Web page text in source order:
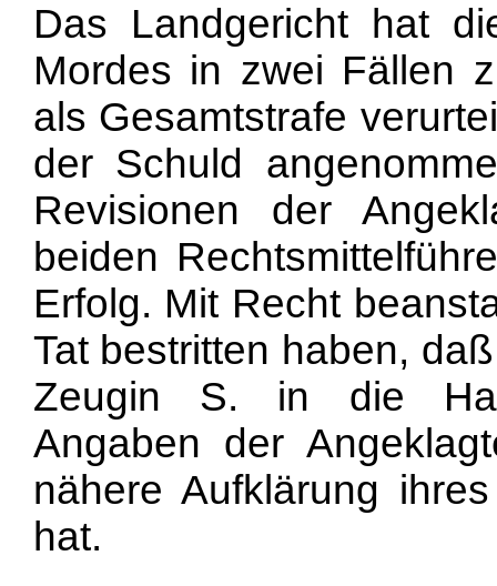
Das Landgericht hat
Mordes in zwei Fällen
als Gesamtstrafe
der Schuld
Revisionen der
beiden
Erfolg. Mit Recht
Tat bestritten haben,
Zeugin S. in die
Angaben der
nähere Aufklärung
hat.